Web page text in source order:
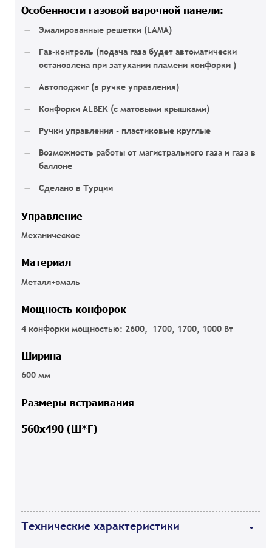
Особенности газовой варочной панели:
Эмалированные решетки (LAMA)
Газ-контроль (подача газа будет автоматически
остановлена при затухании пламени конфорки )
Автоподжиг (в ручке управления)
Конфорки ALBEK (с матовыми крышками)
Ручки управления - пластиковые круглые
Возможность работы от магистрального газа и газа в
баллоне
Сделано в Турции
Управление
Механическое
Материал
Металл+эмаль
Мощность конфорок
4 конфорки мощностью: 2600, 1700, 1700, 1000 Вт
Ширина
600 мм
Размеры встраивания
560х490 (Ш*Г)
Технические характеристики